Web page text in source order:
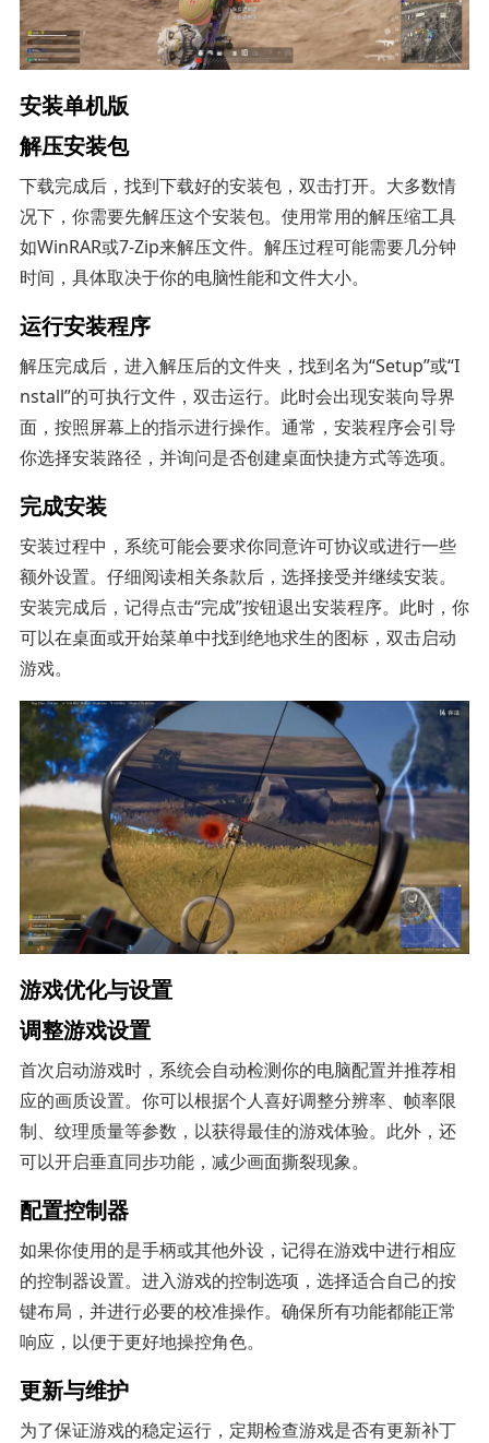
安装单机版
解压安装包
下载完成后，找到下载好的安装包，双击打开。大多数情
况下，你需要先解压这个安装包。使用常用的解压缩工具
如WinRAR或7-Zip来解压文件。解压过程可能需要几分钟
时间，具体取决于你的电脑性能和文件大小。
运行安装程序
解压完成后，进入解压后的文件夹，找到名为“Setup”或“I
nstall”的可执行文件，双击运行。此时会出现安装向导界
面，按照屏幕上的指示进行操作。通常，安装程序会引导
你选择安装路径，并询问是否创建桌面快捷方式等选项。
完成安装
安装过程中，系统可能会要求你同意许可协议或进行一些
额外设置。仔细阅读相关条款后，选择接受并继续安装。
安装完成后，记得点击“完成”按钮退出安装程序。此时，你
可以在桌面或开始菜单中找到绝地求生的图标，双击启动
游戏。
游戏优化与设置
调整游戏设置
首次启动游戏时，系统会自动检测你的电脑配置并推荐相
应的画质设置。你可以根据个人喜好调整分辨率、帧率限
制、纹理质量等参数，以获得最佳的游戏体验。此外，还
可以开启垂直同步功能，减少画面撕裂现象。
配置控制器
如果你使用的是手柄或其他外设，记得在游戏中进行相应
的控制器设置。进入游戏的控制选项，选择适合自己的按
键布局，并进行必要的校准操作。确保所有功能都能正常
响应，以便于更好地操控角色。
更新与维护
为了保证游戏的稳定运行，定期检查游戏是否有更新补丁